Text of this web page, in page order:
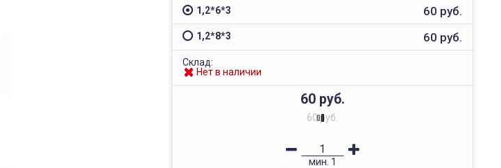
1,2*6*3 60 руб.
1,2*8*3 60 руб.
Склад:
Нет в наличии
60 руб.
60 руб.
мин. 1